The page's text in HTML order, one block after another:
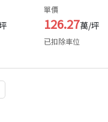
單價
126.27萬/坪
已扣除車位